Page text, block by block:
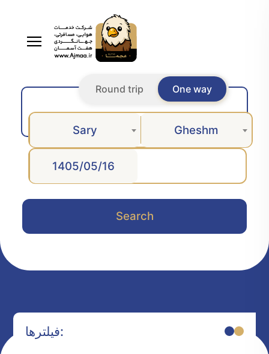
One way
Round trip
Sary Gheshm
Search
فیلترها: